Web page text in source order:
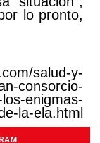
lo pronto,
salud-y-
consorcio-
enigmas-
la-ela.html